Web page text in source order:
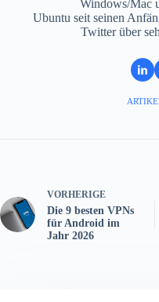
Windows/Mac
Ubuntu seit seinen
Twitter über
VORHERIGE
Die 9 besten VPNs
für Android im
Jahr 2026